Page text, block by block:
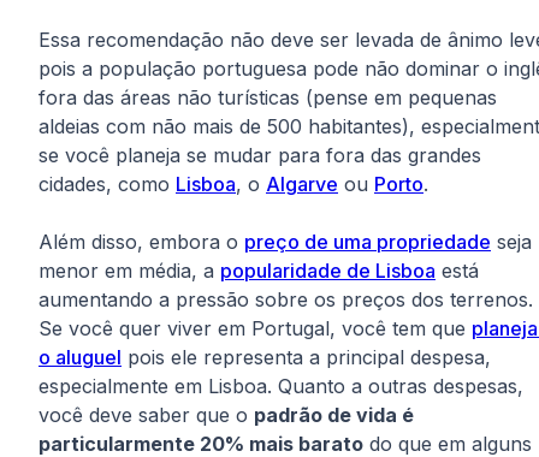
Essa recomendação não deve ser levada de ânimo
pois a população portuguesa pode não dominar o
fora das áreas não turísticas (pense em pequenas
aldeias com não mais de 500 habitantes),
se você planeja se mudar para fora das grandes
cidades, como Lisboa, o Algarve ou Porto.
Além disso, embora o preço de uma propriedade seja
menor em média, a popularidade de Lisboa está
aumentando a pressão sobre os preços dos terrenos.
Se você quer viver em Portugal, você tem que
o aluguel pois ele representa a principal despesa,
especialmente em Lisboa. Quanto a outras despesas,
você deve saber que o padrão de vida é
particularmente 20% mais barato do que em alguns